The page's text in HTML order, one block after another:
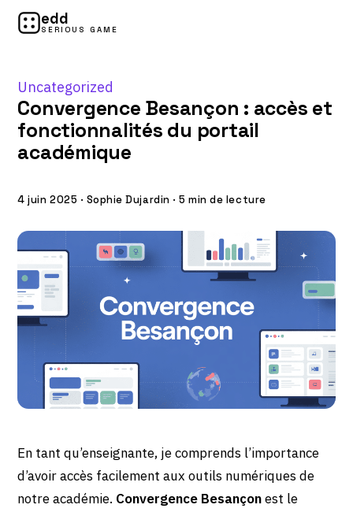
edd
SERIOUS GAME
Uncategorized
Convergence Besançon : accès et
fonctionnalités du portail
académique
4 juin 2025 · Sophie Dujardin · 5 min de lecture
En tant qu’enseignante, je comprends l’importance
d’avoir accès facilement aux outils numériques de
notre académie. Convergence Besançonest le